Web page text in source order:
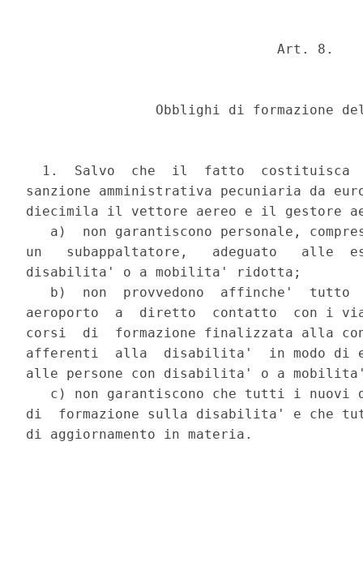
                               Art. 8.
Obblighi di formazione
1.  Salvo  che  il  fatto  costituisca
sanzione amministrativa pecuniaria da
diecimila il vettore aereo e il gestore
a)  non garantiscono personale,
un   subappaltatore,   adeguato   alle
disabilita' o a mobilita' ridotta;
b)  non  provvedono  affinche'  tutto
aeroporto  a  diretto  contatto  con i
corsi  di  formazione finalizzata alla
afferenti  alla  disabilita'  in modo di
alle persone con disabilita' o a
c) non garantiscono che tutti i nuovi
di  formazione sulla disabilita' e che